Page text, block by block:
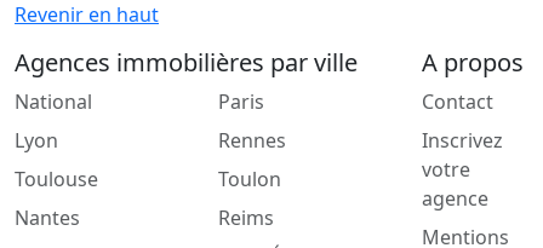
Revenir en haut
Agences immobilières par ville
National
Lyon
Toulouse
Nantes
Paris
Rennes
Toulon
Reims
A propos
Contact
Inscrivez
votre
agence
Mentions